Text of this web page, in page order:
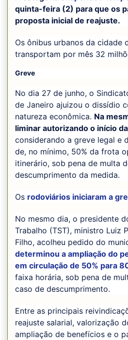
quinta-feira (2) para que os
proposta inicial de reajuste.
Os ônibus urbanos da cidade
transportam por mês 32
Greve
No dia 27 de junho, o
de Janeiro ajuizou o dissídio
natureza econômica. Na
liminar autorizando o início
considerando a greve legal e
de, no mínimo, 50% da frota
itinerário, sob pena de multa
descumprimento da medida.
Os rodoviários iniciaram a
No mesmo dia, o presidente
Trabalho (TST), ministro Luiz
Filho, acolheu pedido do
determinou a ampliação do
em circulação de 50% para
faixa horária, sob pena de
caso de descumprimento.
Entre as principais
reajuste salarial, valorização
ampliação de benefícios e o